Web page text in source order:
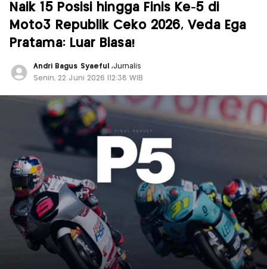
Naik 15 Posisi hingga Finis Ke-5 di
Moto3 Republik Ceko 2026, Veda Ega
Pratama: Luar Biasa!
Andri Bagus Syaeful ,Jurnalis
Senin, 22 Juni 2026 |12:38 WIB